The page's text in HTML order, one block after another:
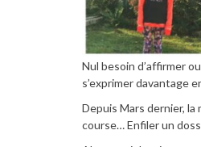
Nul besoin d’affirmer
s’exprimer davantage
Depuis Mars dernier,
course… Enfiler un